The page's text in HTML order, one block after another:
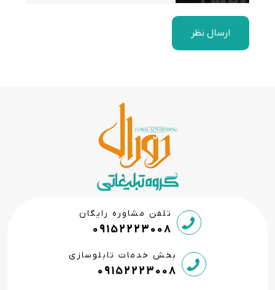
ارسال نظر
تلفن مشاوره رایگان
09152223008
بخش خدمات تابلوسازی
09152223008